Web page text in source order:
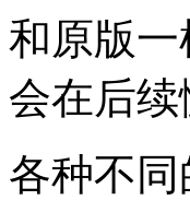
和原版
会在后续
各种不